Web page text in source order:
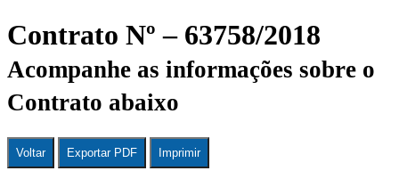
Contrato Nº – 63758/2018
Acompanhe as informações sobre o
Contrato abaixo
Voltar Exportar PDF Imprimir